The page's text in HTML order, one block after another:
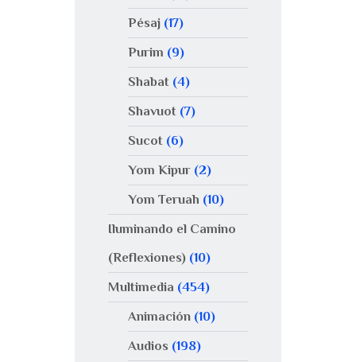
Pésaj(17)
Purim (9)
Shabat(4)
Shavuot(7)
Sucot(6)
Yom Kipur(2)
Yom Teruah (10)
Iluminando el Camino
(Reflexiones) (10)
Multimedia (454)
Animación(10)
Audios (198)